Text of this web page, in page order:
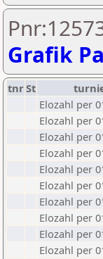
Grafik
tnrSt
Elozahl per
Elozahl per
Elozahl per
Elozahl per
Elozahl per
Elozahl per
Elozahl per
Elozahl per
Elozahl per
Elozahl per